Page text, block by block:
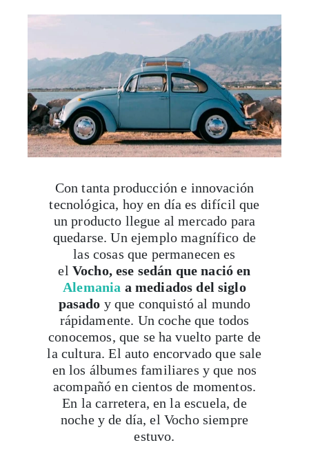
Con tanta producción e innovación
tecnológica, hoy en día es difícil que
un producto llegue al mercado para
quedarse. Un ejemplo magnífico de
las cosas que permanecen es
el Vocho, ese sedán que nació en
Alemania a mediados del siglo
pasado y que conquistó al mundo
rápidamente. Un coche que todos
conocemos, que se ha vuelto parte de
la cultura. El auto encorvado que sale
en los álbumes familiares y que nos
acompañó en cientos de momentos.
En la carretera, en la escuela, de
noche y de día, el Vocho siempre
estuvo.